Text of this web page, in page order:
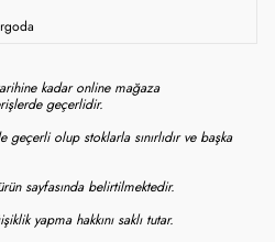
kadar online mağaza
geçerlidir.
olup stoklarla sınırlıdır ve başka
sayfasında belirtilmektedir.
yapma hakkını saklı tutar.